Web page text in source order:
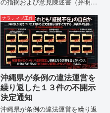
に、玉城デニー宛に以下の違法状
態の指摘と意見陳述（弁明）留保
の通告を行いました。沖縄県は、
この時は、違法を認めて軌道修正
す...
ナラティブ工作
沖縄県が条例の違法運営を
繰り返した１３件の不開示
決定通知
沖縄県が条例の違法運営を繰り返